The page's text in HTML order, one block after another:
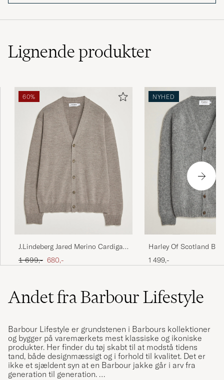
Lignendeprodukter
60%
J.Lindeberg Jared Merino Cardigan
Brindle Melange
Ordinary pris
1 699,- Nedsat pris
680,-
NYHED
Harley Of Scotland
Supersoft Lambswool
Mid Grey
1 499,-
Andet fra Barbour Lifestyle
Barbour Lifestyle er grundstenen i Barbours kollektioner
og bygger på varemærkets mest klassiske og ikoniske
produkter. Her finder du tøj skabt til at modstå tidens
tand, både designmæssigt og i forhold til kvalitet. Det er
ikke et sjældent syn at en Barbour jakke går i arv fra
generation til generation.